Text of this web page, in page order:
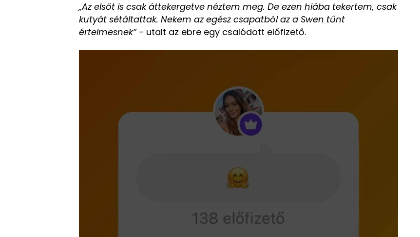
„Az elsőt is csak áttekergetve néztem meg. De ezen hiába tekertem, csak
kutyát sétáltattak. Nekem az egész csapatból az a Swen tűnt
értelmesnek” - utalt az ebre egy csalódott előfizető.